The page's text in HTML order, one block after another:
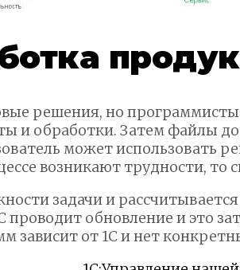
решения, но
обработки. Затем файлы
может использовать
возникают трудности, то
задачи и
обновление и это
зависит от 1С и нет